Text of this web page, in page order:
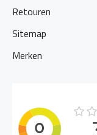
Retouren
Sitemap
Merken